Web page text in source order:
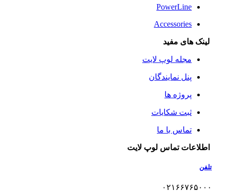
PowerLine
Accessories
لینک های مفید
مجله لوپ لایت
پنل نمایندگان
پروژه ها
ثبت شکایات
تماس با ما
اطلاعات تماس لوپ لایت
تلفن
۰۲۱۶۶۷۶۵۰۰۰